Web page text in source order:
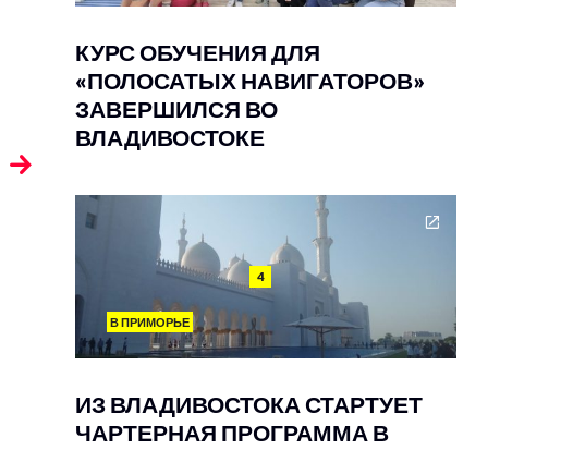
КУРС ОБУЧЕНИЯ ДЛЯ
«ПОЛОСАТЫХ НАВИГАТОРОВ»
ЗАВЕРШИЛСЯ ВО
ВЛАДИВОСТОКЕ
4
В ПРИМОРЬЕ
ИЗ ВЛАДИВОСТОКА СТАРТУЕТ
ЧАРТЕРНАЯ ПРОГРАММА В